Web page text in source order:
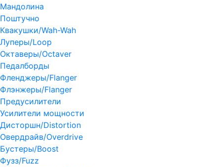
Мандолина
Поштучно
Квакушки/Wah-Wah
Луперы/Loop
Октаверы/Octaver
Педалборды
Фленджеры/Flanger
Флэнжеры/Flanger
Предусилители
Усилители мощности
Дисторшн/Distortion
Овердрайв/Overdrive
Бустеры/Boost
Фузз/Fuzz